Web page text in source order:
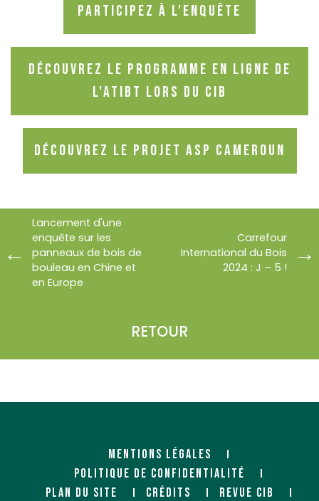
Participez à l'enquête
Découvrez le programme en ligne de
l'ATIBT lors du CIB
Découvrez le projet ASP Cameroun
Lancement d'une
enquête sur les
panneaux de bois de
bouleau en Chine et
en Europe
RETOUR
Carrefour
International du Bois
2024 : J – 5 !
MENTIONS LÉGALES
POLITIQUE DE CONFIDENTIALITÉ
PLAN DU SITE
CRÉDITS
REVUE CIB